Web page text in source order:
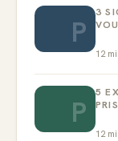
P
3
12
P
5
12